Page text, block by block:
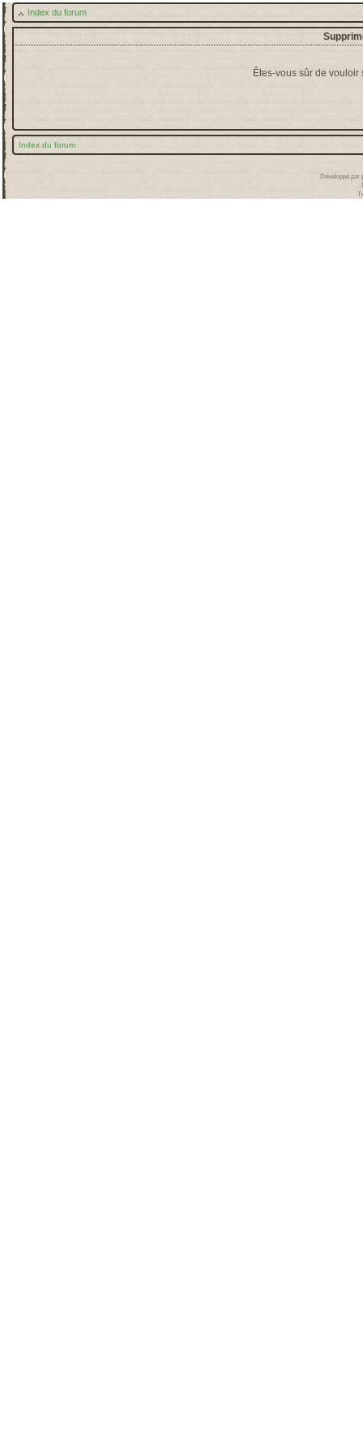
Index du forum
Êtes-vous sûr de
Index du forum
Développé par